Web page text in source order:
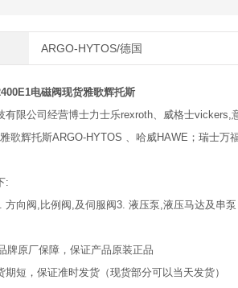
ARGO-HYTOS/德国
电磁阀现货雅歌辉托斯
有限公司经营博士力士乐rexroth、威格士
歌辉托斯ARGO-HYTOS 、哈威HAWE；瑞士
:
方向阀,比例阀,及伺服阀3. 液压泵,液压马达及串
牌原厂保障，保证产品原装正品
期短，保证准时发货（现货部分可以当天发货）